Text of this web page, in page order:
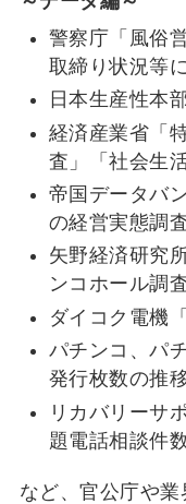
警察庁「風俗
取締り状況等
日本生産性本
経済産業省「
査」「社会生
帝国データバ
の経営実態調査
矢野経済研究
ンコホール調査
ダイコク電機
パチンコ、パ
発行枚数の推
リカバリーサ
題電話相談件
など、官公庁や